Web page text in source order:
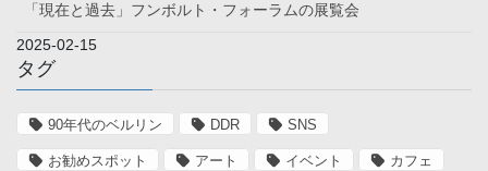
「現在と過去」フンボルト・フォーラムの展覧会
2025-02-15
タグ
90年代のベルリン DDR SNS
お勧めスポット アート イベント カフェ